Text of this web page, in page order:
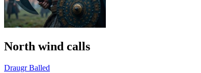
North wind calls
Draugr Balled